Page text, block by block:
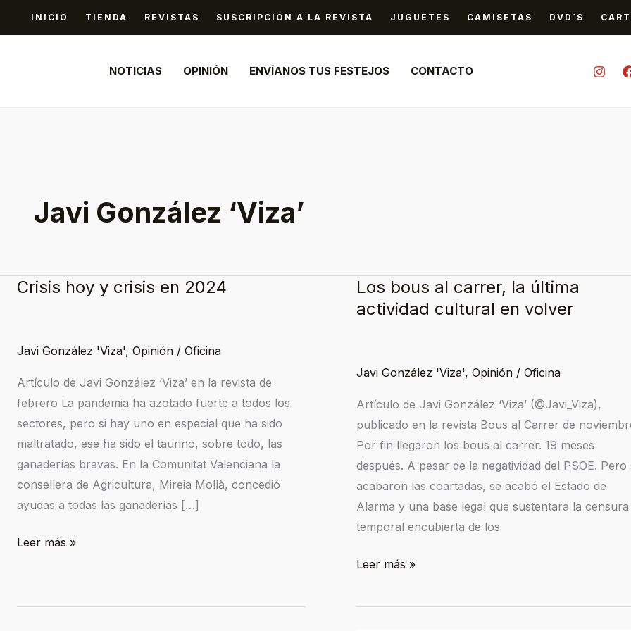
INICIO TIENDA REVISTAS SUSCRIPCIÓN A LA REVISTA JUGUETES CAMISETAS DVD´S
NOTICIAS OPINIÓN ENVÍANOS TUS FESTEJOS CONTACTO
Javi González ‘Viza’
Crisis hoy y crisis en 2024
Javi González 'Viza', Opinión / Oficina
Artículo de Javi González ‘Viza’ en la revista de
febrero La pandemia ha azotado fuerte a todos los
sectores, pero si hay uno en especial que ha sido
maltratado, ese ha sido el taurino, sobre todo, las
ganaderías bravas. En la Comunitat Valenciana la
consellera de Agricultura, Mireia Mollà, concedió
ayudas a todas las ganaderías […]
Crisis
crisis
2024
Leer más »
Los bous al carrer, la última
actividad cultural en volver
Javi González 'Viza', Opinión/ Oficina
Artículo de Javi González ‘Viza’ (@Javi_Viza),
publicado en la revista Bous al Carrer de
Por fin llegaron los bous al carrer. 19 meses
después. A pesar de la negatividad del PSOE. Pero
acabaron las coartadas, se acabó el Estado de
Alarma y una base legal que sustentara la censura
temporal encubierta de los
Los
bous
la
actividad
cultural
en
volver
Leer más »